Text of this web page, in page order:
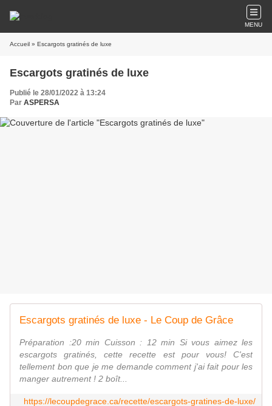
MENU
Accueil » Escargots gratinés de luxe
Escargots gratinés de luxe
Publié le 28/01/2022 à 13:24
Par ASPERSA
Escargots gratinés de luxe - Le Coup de Grâce
Préparation :20 min Cuisson : 12 min Si vous aimez les
escargots gratinés, cette recette est pour vous! C'est
tellement bon que je me demande comment j'ai fait pour les
manger autrement ! 2 boît...
https://lecoupdegrace.ca/recette/escargots-gratines-de-luxe/